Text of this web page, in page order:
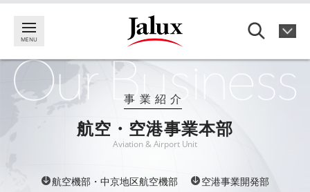
事業紹介
航空・空港事業本部
Aviation & Airport Unit
航空機部・中京地区航空機部
空港事業開発部